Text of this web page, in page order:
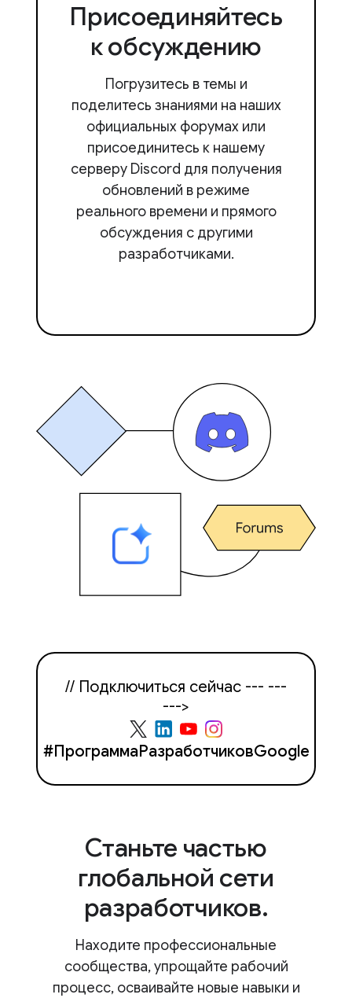
Присоединяйтесь
к обсуждению
Погрузитесь в темы и
поделитесь знаниями на наших
официальных форумах или
присоединитесь к нашему
серверу Discord для получения
обновлений в режиме
реального времени и прямого
обсуждения с другими
разработчиками.
// Подключиться сейчас --- ---
--->
#ПрограммаРазработчиковGoogle
Станьте частью
глобальной сети
разработчиков.
Находите профессиональные
сообщества, упрощайте рабочий
процесс, осваивайте новые навыки и